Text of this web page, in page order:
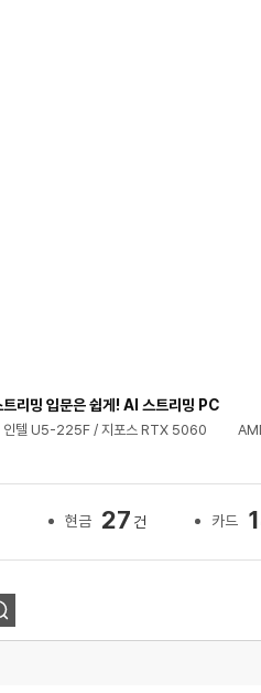
트리밍 입문은 쉽게! AI 스트리밍 PC
인텔 U5-225F / 지포스 RTX 5060
현금 27 건 카드